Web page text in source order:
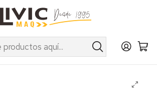
EN PRODUCTOS SELECCIONADOS
Herramientas Eléctricas e Inalámbricas
Esmeriles y Rectificadores
Makita 4 1/2" mod. M9507B MT